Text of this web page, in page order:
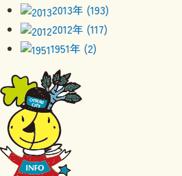
2013年 (193)
2012年 (117)
1951年 (2)